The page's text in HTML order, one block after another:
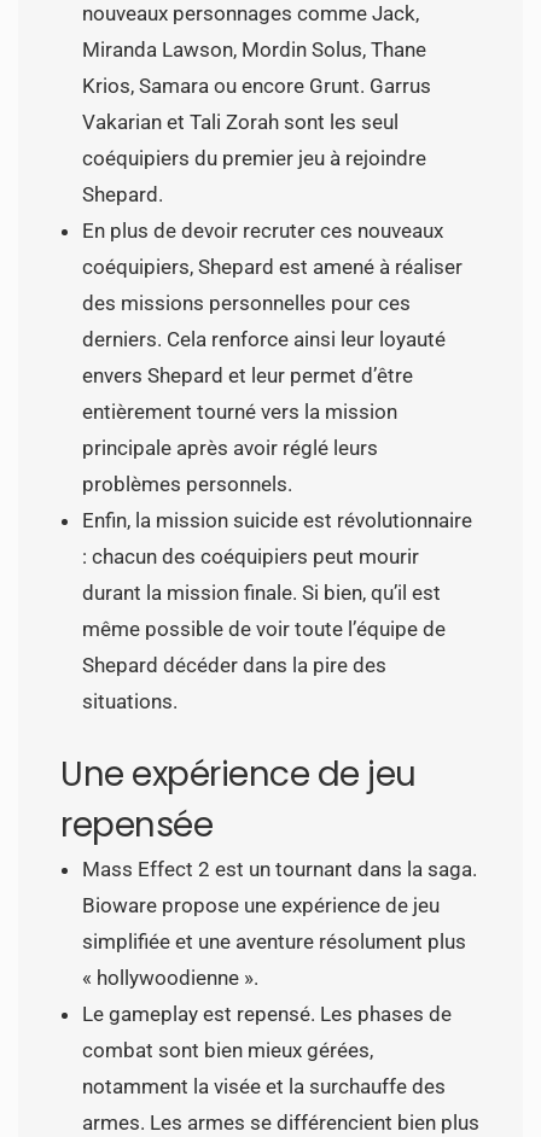
nouveaux personnages comme Jack,
Miranda Lawson, Mordin Solus, Thane
Krios, Samara ou encore Grunt. Garrus
Vakarian et Tali Zorah sont les seul
coéquipiers du premier jeu à rejoindre
Shepard.
En plus de devoir recruter ces nouveaux
coéquipiers, Shepard est amené à réaliser
des missions personnelles pour ces
derniers. Cela renforce ainsi leur loyauté
envers Shepard et leur permet d’être
entièrement tourné vers la mission
principale après avoir réglé leurs
problèmes personnels.
Enfin, la mission suicide est révolutionnaire
: chacun des coéquipiers peut mourir
durant la mission finale. Si bien, qu’il est
même possible de voir toute l’équipe de
Shepard décéder dans la pire des
situations.
Une expérience de jeu
repensée
Mass Effect 2 est un tournant dans la saga.
Bioware propose une expérience de jeu
simplifiée et une aventure résolument plus
« hollywoodienne ».
Le gameplay est repensé. Les phases de
combat sont bien mieux gérées,
notamment la visée et la surchauffe des
armes. Les armes se différencient bien plus